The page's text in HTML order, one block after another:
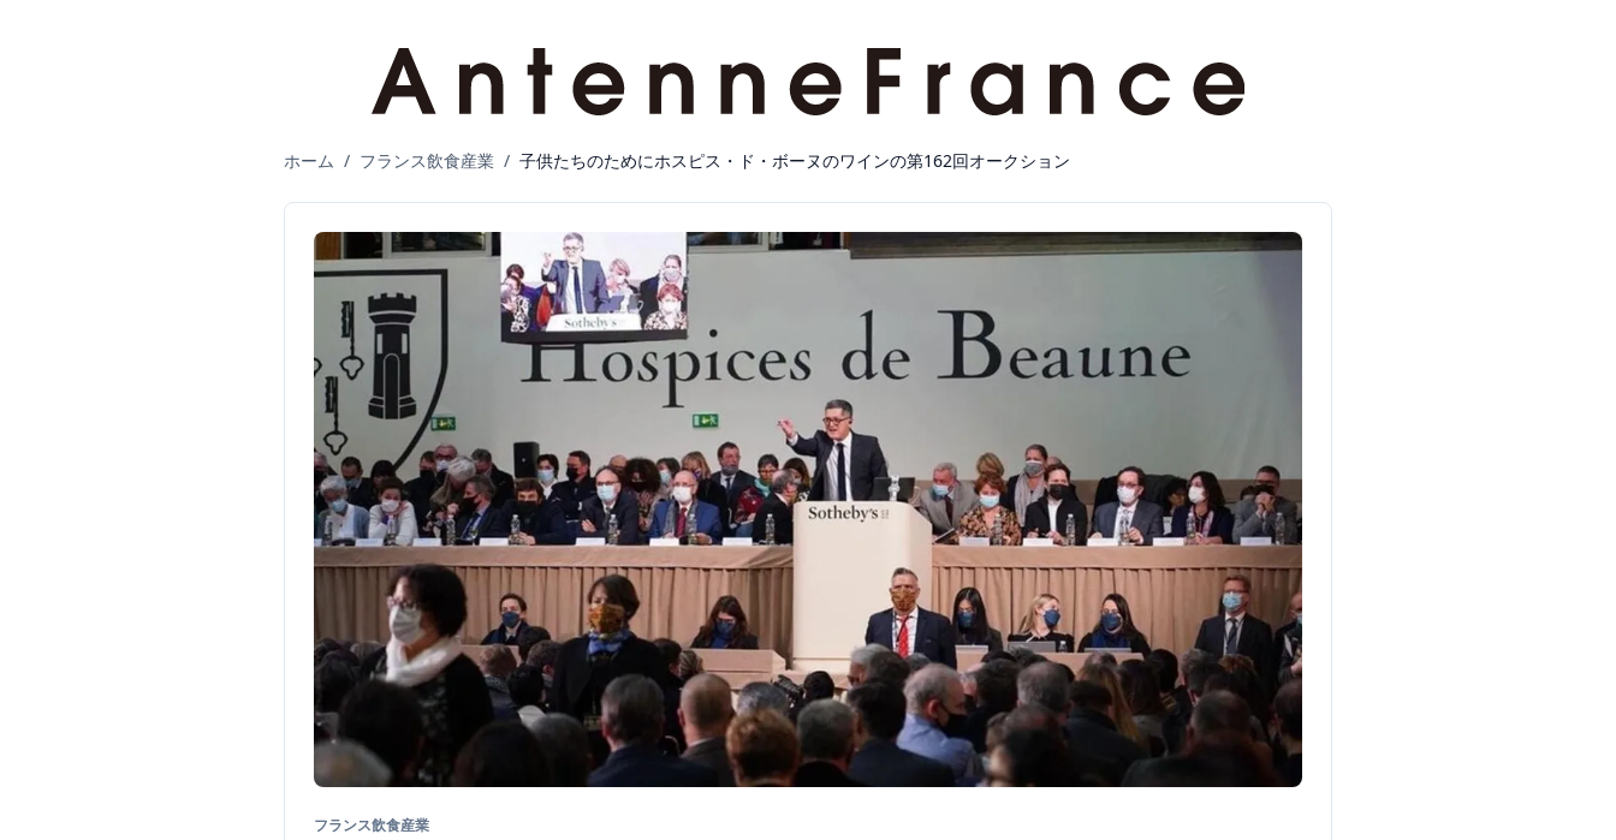
ホーム / フランス飲食産業 / 子供たちのためにホスピス・ド・ボーヌのワインの第162回オークション
フランス飲食産業